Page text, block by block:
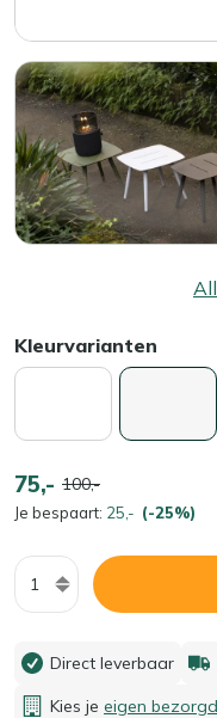
Kleurvarianten
75,- 100,-
Je bespaart: 25,- (-25%)
Aantal
Direct leverbaar
Kies je eigen